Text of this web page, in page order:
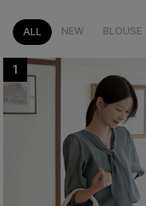
ALL NEW BLOUSE